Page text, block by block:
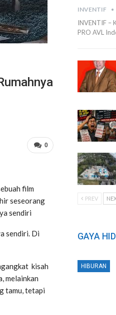
0
film
seseorang
sendiri
sendiri. Di
kisah
melainkan
tamu, tetapi
INVENTIF
INVENTIF –
PRO AVL
PREV
GAYA
HIBURAN